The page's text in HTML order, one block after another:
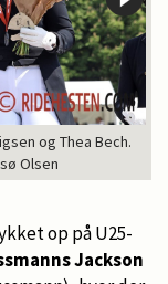
og Thea Bech.
Olsen
op på U25-
Jackson